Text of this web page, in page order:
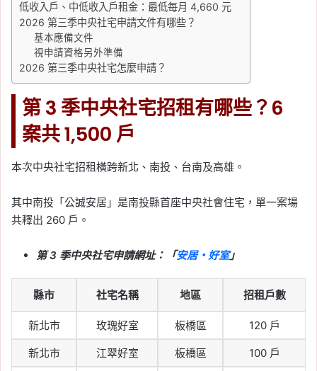
低收入戶、中低收入戶租金：最低每月 4,660 元
2026 第三季中央社宅申請文件有哪些？
基本應備文件
視申請資格另外準備
2026 第三季中央社宅怎麼申請？
第 3 季中央社宅招租有哪些？6
案共 1,500 戶
本次中央社宅招租橫跨新北、南投、台南及高雄。
其中南投「公誠安居」是南投縣首座中央社會住宅，單一案場
共釋出 260 戶。
第 3 季中央社宅申請網址：「安居・好室」
縣市 社宅名稱 地區 招租戶數
新北市 玫瑰好室 板橋區 120 戶
新北市 江翠好室 板橋區 100 戶